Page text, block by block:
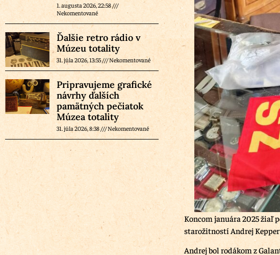
1. augusta 2026, 22:58
Nekomentované
Ďalšie retro rádio v
Múzeu totality
31. júla 2026, 13:55 Nekomentované
Pripravujeme grafické
návrhy ďalších
pamätných pečiatok
Múzea totality
31. júla 2026, 8:38 Nekomentované
Koncom januára 2025 žiaľ
starožitností Andrej
Andrej bol rodákom z